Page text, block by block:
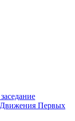
Движения Первых